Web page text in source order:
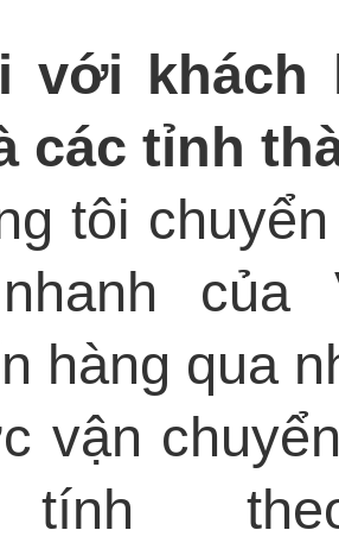
với khách
các tỉnh
tôi
của
hàng qua
vận
tính